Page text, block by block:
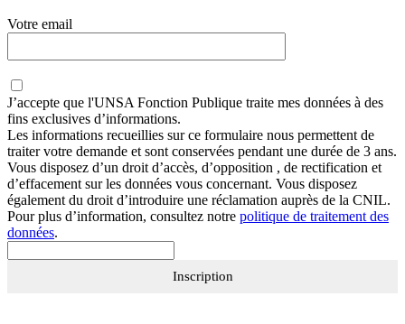
Votre email
J’accepte que l'UNSA Fonction Publique traite mes données à des
fins exclusives d’informations.
Les informations recueillies sur ce formulaire nous permettent de
traiter votre demande et sont conservées pendant une durée de 3 ans.
Vous disposez d’un droit d’accès, d’opposition , de rectification et
d’effacement sur les données vous concernant. Vous disposez
également du droit d’introduire une réclamation auprès de la CNIL.
Pour plus d’information, consultez notre politique de traitement des
données.
Inscription